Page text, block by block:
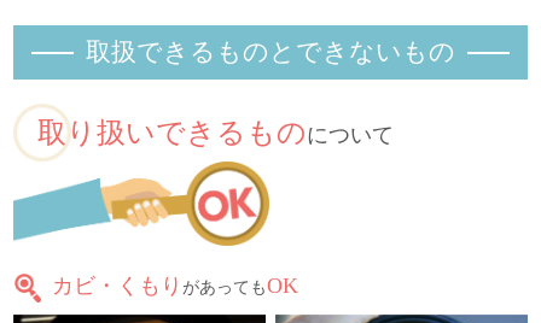
取扱できるものとできないもの
取り扱いできるものについて
カビ・くもり があってもOK